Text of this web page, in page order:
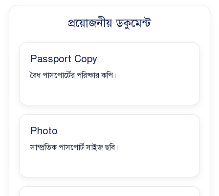
প্রয়োজনীয় ডকুমেন্ট
Passport Copy
বৈধ পাসপোর্টের পরিষ্কার কপি।
Photo
সাম্প্রতিক পাসপোর্ট সাইজ ছবি।